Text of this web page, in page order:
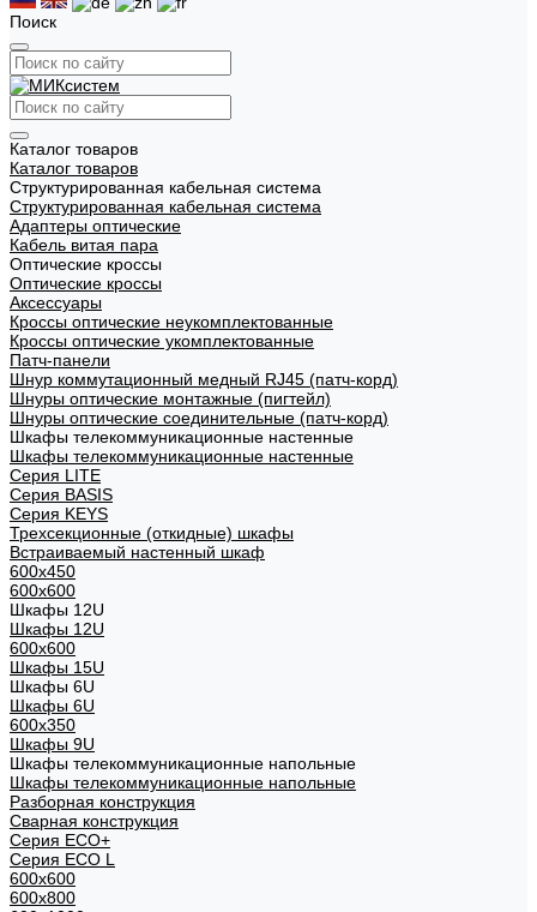
Поиск
Каталог товаров
Каталог товаров
Структурированная кабельная система
Структурированная кабельная система
Адаптеры оптические
Кабель витая пара
Оптические кроссы
Оптические кроссы
Аксессуары
Кроссы оптические неукомплектованные
Кроссы оптические укомплектованные
Патч-панели
Шнур коммутационный медный RJ45 (патч-корд)
Шнуры оптические монтажные (пигтейл)
Шнуры оптические соединительные (патч-корд)
Шкафы телекоммуникационные настенные
Шкафы телекоммуникационные настенные
Cерия LITE
Cерия BASIS
Cерия KEYS
Трехсекционные (откидные) шкафы
Встраиваемый настенный шкаф
600x450
600x600
Шкафы 12U
Шкафы 12U
600x600
Шкафы 15U
Шкафы 6U
Шкафы 6U
600x350
Шкафы 9U
Шкафы телекоммуникационные напольные
Шкафы телекоммуникационные напольные
Разборная конструкция
Сварная конструкция
Серия ECO+
Серия ECO L
600x600
600x800